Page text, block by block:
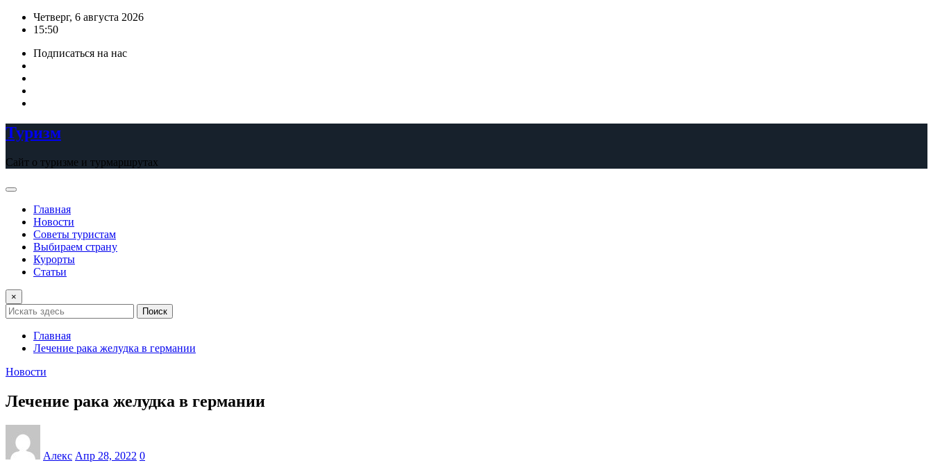
ПерейтиЧетверг, 6 августа 2026
15:50
Подписаться на нас
Туризм
Сайт о туризме и турмаршрутах
Главная
Новости
Советы туристам
Выбираем страну
Курорты
Статьи
×
Поиск
Главная
Лечение рака желудка в германии
Новости
Лечение рака желудка в германии
Алекс Апр 28, 2022 0